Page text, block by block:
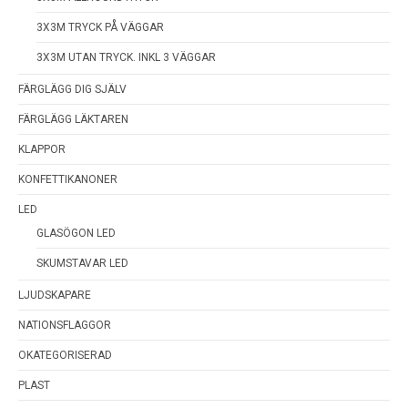
3X3M TRYCK PÅ VÄGGAR
3X3M UTAN TRYCK. INKL 3 VÄGGAR
FÄRGLÄGG DIG SJÄLV
FÄRGLÄGG LÄKTAREN
KLAPPOR
KONFETTIKANONER
LED
GLASÖGON LED
SKUMSTAVAR LED
LJUDSKAPARE
NATIONSFLAGGOR
OKATEGORISERAD
PLAST